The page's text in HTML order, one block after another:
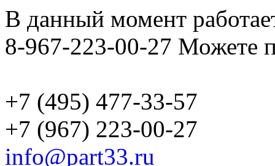
В данный момент
8-967-223-00-27 Можете
+7 (495) 477-33-57
+7 (967) 223-00-27
info@part33.ru